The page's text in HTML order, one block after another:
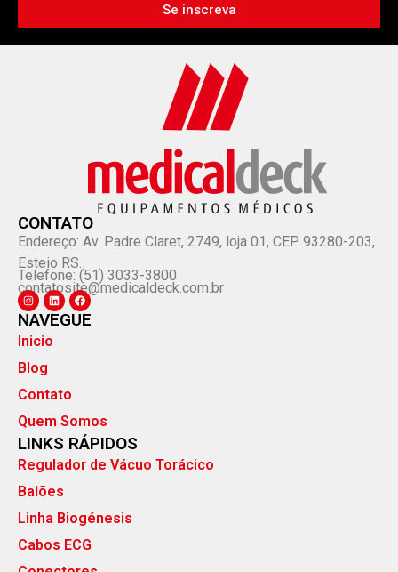
Se inscreva
CONTATO
Endereço: Av. Padre Claret, 2749, loja 01, CEP 93280-203,
Esteio RS.
Telefone: (51) 3033-3800
contatosite@medicaldeck.com.br
NAVEGUE
Inicio
Blog
Contato
Quem Somos
LINKS RÁPIDOS
Regulador de Vácuo Torácico
Balões
Linha Biogénesis
Cabos ECG